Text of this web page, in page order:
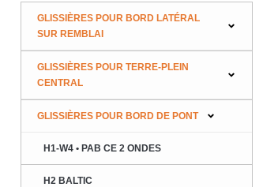
GLISSIÈRES POUR BORD LATÉRAL
SUR REMBLAI
GLISSIÈRES POUR TERRE-PLEIN
CENTRAL
GLISSIÈRES POUR BORD DE PONT
H1-W4 • PAB CE 2 ONDES
H2 BALTIC